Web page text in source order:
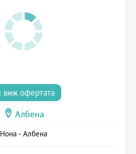
виж офертата
Албена
Нона - Албена